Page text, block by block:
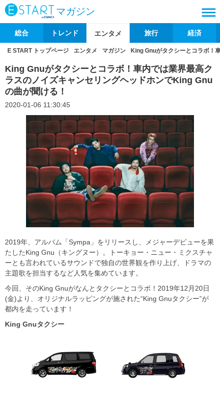
マガジン
総合 トレンド エンタメ 旅行 経済
E START トップページ エンタメ マガジン King Gnuがタクシーとコラボ！
King Gnuがタクシーとコラボ！車内では業界最高ク
ラスのノイズキャンセリングヘッドホンでKing Gnu
の曲が聞ける！
2020-01-06 11:30:45
2019年、アルバム「Sympa」をリリースし、メジャーデビューを果
たしたKing Gnu（キングヌー）。トーキョー・ニュー・ミクスチャ
ーとも言われているサウンドで独自の世界観を作り上げ、ドラマの
主題歌を担当するなど人気を集めています。
今回、そのKing Gnuがなんとタクシーとコラボ！2019年12月20日
(金)より、オリジナルラッピングが施された“King Gnuタクシー”が
都内を走っています！
King Gnuタクシー